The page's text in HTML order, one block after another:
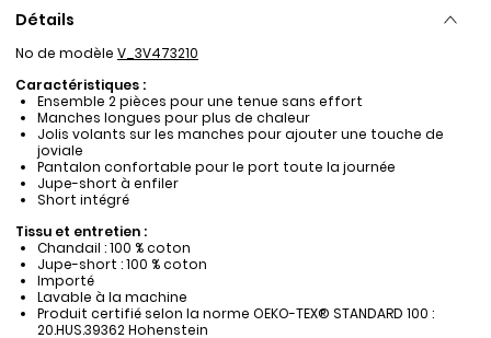
Détails
No de modèle V_3V473210
Caractéristiques :
Ensemble 2 pièces pour une tenue sans effort
Manches longues pour plus de chaleur
Jolis volants sur les manches pour ajouter une touche de
joviale
Pantalon confortable pour le port toute la journée
Jupe-short à enfiler
Short intégré
Tissu et entretien :
Chandail : 100 % coton
Jupe-short : 100 % coton
Importé
Lavable à la machine
Produit certifié selon la norme OEKO-TEX® STANDARD 100 :
20.HUS.39362 Hohenstein